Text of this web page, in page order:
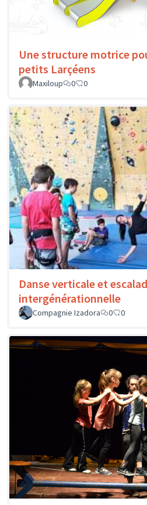
Une structure motrice
petits Larçéens
Maxiloup
0 0
Danse verticale et
intergénérationnelle
Compagnie Izadora
0 0